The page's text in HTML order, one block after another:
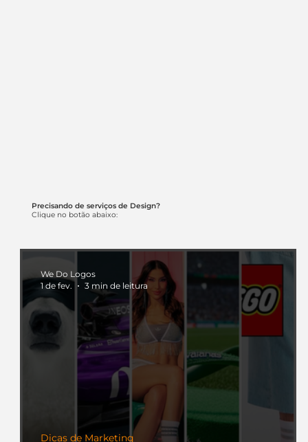
Precisando de serviços de Design?
Clique no botão abaixo:
Dicas de Marketing
We Do Logos
1 de fev.
3 min de leitura